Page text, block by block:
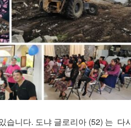
습니다. 도냐 글로리아 (52) 는 다